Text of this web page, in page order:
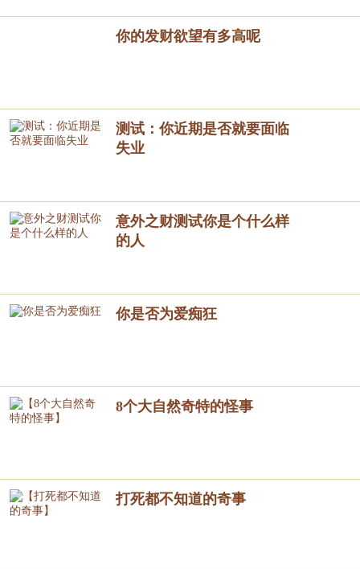
你的发财欲望有多高呢
测试：你近期是否就要面临
失业
意外之财测试你是个什么样
的人
你是否为爱痴狂
8个大自然奇特的怪事
打死都不知道的奇事